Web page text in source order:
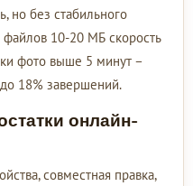
но без стабильного
10-20 МБ скорость
фото выше 5 минут –
18% завершений.
онлайн-
совместная правка,